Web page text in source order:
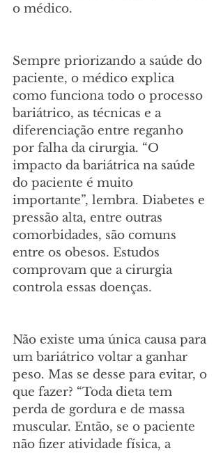
o médico.
Sempre priorizando a saúde do
paciente, o médico explica
como funciona todo o processo
bariátrico, as técnicas e a
diferenciação entre reganho
por falha da cirurgia. “O
impacto da bariátrica na saúde
do paciente é muito
importante”, lembra. Diabetes e
pressão alta, entre outras
comorbidades, são comuns
entre os obesos. Estudos
comprovam que a cirurgia
controla essas doenças.
Não existe uma única causa para
um bariátrico voltar a ganhar
peso. Mas se desse para evitar, o
que fazer? “Toda dieta tem
perda de gordura e de massa
muscular. Então, se o paciente
não fizer atividade física, a